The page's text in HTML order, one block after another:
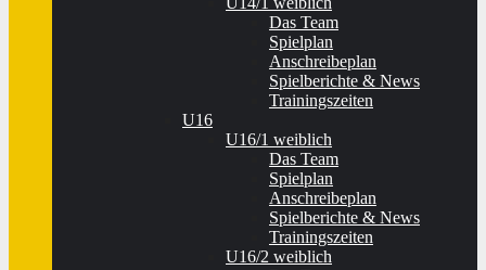
Das Team
Spielplan
Anschreibeplan
Spielberichte & News
Trainingszeiten
U16
U16/1 weiblich
Das Team
Spielplan
Anschreibeplan
Spielberichte & News
Trainingszeiten
U16/2 weiblich